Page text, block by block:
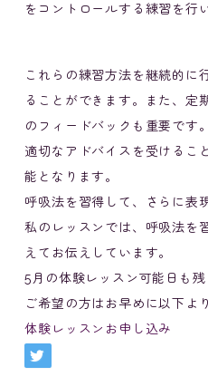
をコントロールする練習を行
これらの練習方法を継続的に
ることができます。また、定
のフィードバックも重要です。
適切なアドバイスを受けるこ
能となります。
呼吸法を習得して、さらに表
私のレッスンでは、呼吸法を
えてお伝えしています。
5月の体験レッスン可能日も残
ご希望の方はお早めに以下よ
体験レッスンお申し込み